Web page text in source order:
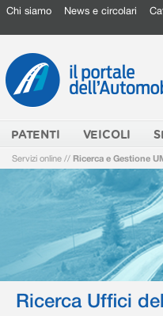
Chi siamo News e circolari
PATENTI VEICOLI
Servizi online // Ricerca e Gestione
Ricerca Uffici